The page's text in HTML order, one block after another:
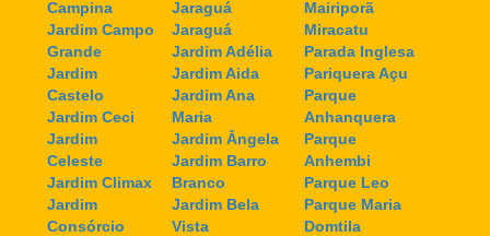
Campina
Jardim Campo
Grande
Jardim
Castelo
Jardim Ceci
Jardim
Celeste
Jardim Climax
Jardim
Consórcio
Jaraguá
Jaraguá
Jardim Adélia
Jardim Aida
Jardim Ana
Maria
Jardim Ângela
Jardim Barro
Branco
Jardim Bela
Vista
Mairiporã
Miracatu
Parada Inglesa
Pariquera Açu
Parque
Anhanquera
Parque
Anhembi
Parque Leo
Parque Maria
Domtila